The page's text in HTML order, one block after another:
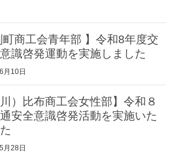
町商工会青年部 】令和8年度交
識啓発運動を実施しました
月10日
川）比布商工会女性部】令和８
安全意識啓発活動を実施いた
月28日